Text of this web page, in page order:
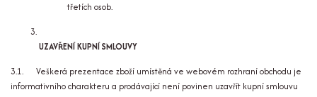
třetích osob.
UZAVŘENÍ KUPNÍ SMLOUVY
3.1. Veškerá prezentace zboží umístěná ve webovém rozhraní obchodu je
informativního charakteru a prodávající není povinen uzavřít kupní smlouvu